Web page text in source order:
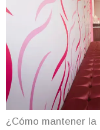
¿Cómo mantener